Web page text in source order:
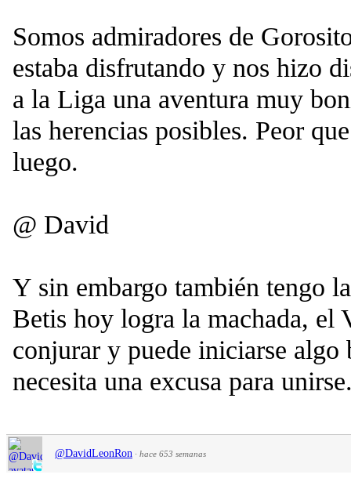
Somos admiradores de
estaba disfrutando y nos hizo
a la Liga una aventura muy
las herencias posibles. Peor
luego.
@ David
Y sin embargo también tengo
Betis hoy logra la machada, el
conjurar y puede iniciarse
necesita una excusa para
@DavidLeonRon · hace 653 semanas